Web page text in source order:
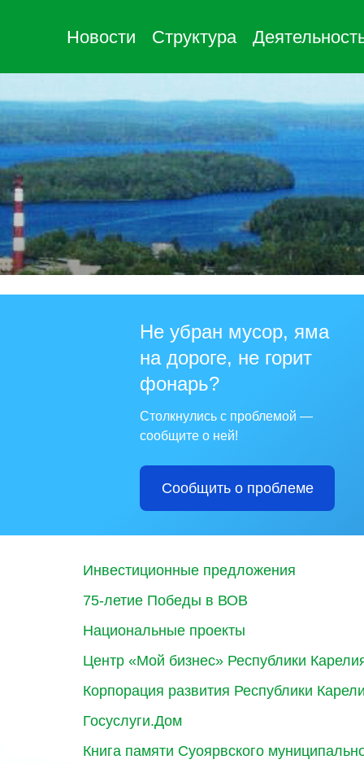
Новости Структура
Не убран мусор, яма
на дороге, не горит
фонарь?
Столкнулись с проблемой —
сообщите о ней!
Сообщить о проблеме
Инвестиционные предложения
75-летие Победы в ВОВ
Национальные проекты
Центр «Мой бизнес» Республики
Корпорация развития Республики
Госуслуги.Дом
Книга памяти Суоярвского